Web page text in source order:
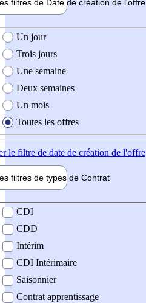
filtres de Date de création de l'offre
création de l'offre
Un jour
Trois jours
Une semaine
Deux semaines
Un mois
Toutes les offres
le filtre de date de création de l'offre
filtres de types de Contrat
contrat
CDI
CDD
Intérim
CDI Intérimaire
Saisonnier
Contrat apprentissage